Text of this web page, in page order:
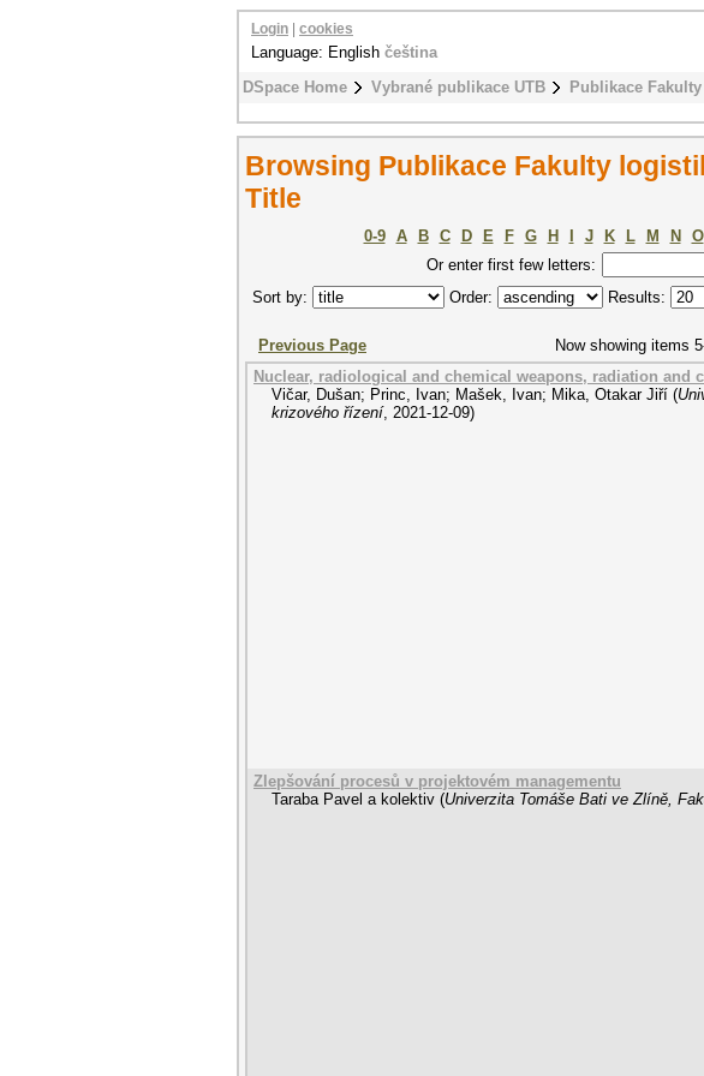
DSpace Home Vybrané publikace UTB Publikace
Login cookies
Language: English čeština
Browsing Publikace Fakulty
Title
0-9 A B C D E F G H J K L M N O
Or enter first few letters:
Sort by:
Order: Results:
Previous Page
Now showing items
Nuclear, radiological and chemical weapons, radiation and
Vičar, Dušan; Princ, Ivan; Mašek, Ivan; Mika, Otakar Jiří (
krizového řízení, 2021-12-09)
Zlepšování procesů v projektovém managementu
Taraba Pavel a kolektiv (Univerzita Tomáše Bati ve Zlíně,